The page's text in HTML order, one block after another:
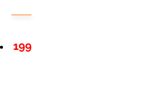
199